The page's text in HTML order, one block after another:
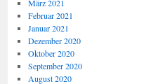
März 2021
Februar 2021
Januar 2021
Dezember 2020
Oktober 2020
September 2020
August 2020